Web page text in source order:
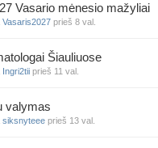
Vasario mėnesio mažyliai
Vasaris2027 prieš 8 val.
Šiauliuose
Ingri2tii prieš 11 val.
valymas
siksnyteee prieš 13 val.